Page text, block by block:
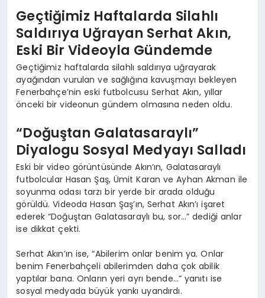
Geçtiğimiz Haftalarda Silahlı
Saldırıya Uğrayan Serhat Akın,
Eski Bir Videoyla Gündemde
Geçtiğimiz haftalarda silahlı saldırıya uğrayarak
ayağından vurulan ve sağlığına kavuşmayı bekleyen
Fenerbahçe’nin eski futbolcusu Serhat Akın, yıllar
önceki bir videonun gündem olmasına neden oldu.
“Doğuştan Galatasaraylı”
Diyalogu Sosyal Medyayı Salladı
Eski bir video görüntüsünde Akın’ın, Galatasaraylı
futbolcular Hasan Şaş, Ümit Karan ve Ayhan Akman ile
soyunma odası tarzı bir yerde bir arada olduğu
görüldü. Videoda Hasan Şaş’ın, Serhat Akın’ı işaret
ederek “Doğuştan Galatasaraylı bu, sor…” dediği anlar
ise dikkat çekti.
Serhat Akın’ın ise, “Abilerim onlar benim ya. Onlar
benim Fenerbahçeli abilerimden daha çok abilik
yaptılar bana. Onların yeri ayrı bende…” yanıtı ise
sosyal medyada büyük yankı uyandırdı.